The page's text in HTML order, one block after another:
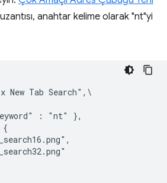
anahtar kelime olarak "nt"yi
New Tab Search",\
: "nt" },
{